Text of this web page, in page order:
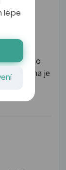
jednat o
porucha je
lépe